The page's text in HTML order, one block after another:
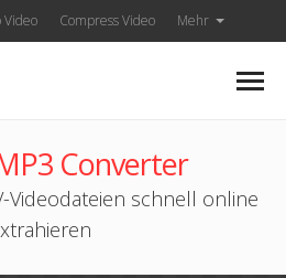
Video Compress Video Mehr
Converter
Videodateien schnell online